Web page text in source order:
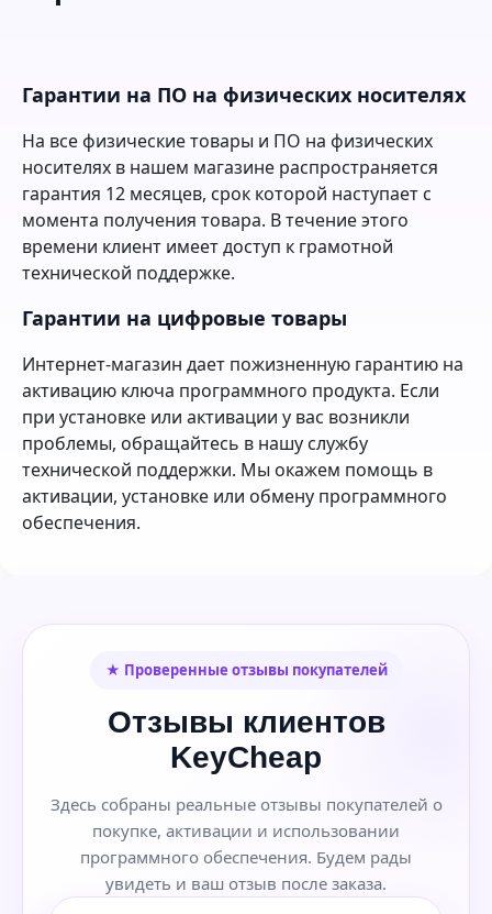
Гарантии на ПО на физических носителях
На все физические товары и ПО на физических
носителях в нашем магазине распространяется
гарантия 12 месяцев, срок которой наступает с
момента получения товара. В течение этого
времени клиент имеет доступ к грамотной
технической поддержке.
Гарантии на цифровые товары
Интернет-магазин дает пожизненную гарантию на
активацию ключа программного продукта. Если
при установке или активации у вас возникли
проблемы, обращайтесь в нашу службу
технической поддержки. Мы окажем помощь в
активации, установке или обмену программного
обеспечения.
★ Проверенные отзывы покупателей
Отзывы клиентов
KeyCheap
Здесь собраны реальные отзывы покупателей о
покупке, активации и использовании
программного обеспечения. Будем рады
увидеть и ваш отзыв после заказа.